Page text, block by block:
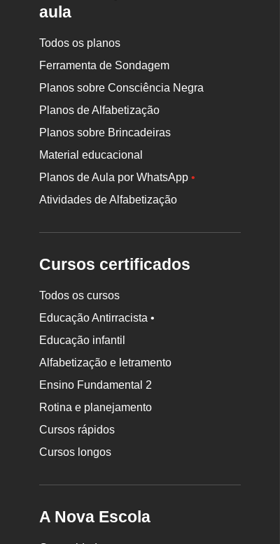
aula
Todos os planos
Ferramenta de Sondagem
Planos sobre Consciência Negra
Planos de Alfabetização
Planos sobre Brincadeiras
Material educacional
Planos de Aula por WhatsApp •
Atividades de Alfabetização
Cursos certificados
Todos os cursos
Educação Antirracista •
Educação infantil
Alfabetização e letramento
Ensino Fundamental 2
Rotina e planejamento
Cursos rápidos
Cursos longos
A Nova Escola